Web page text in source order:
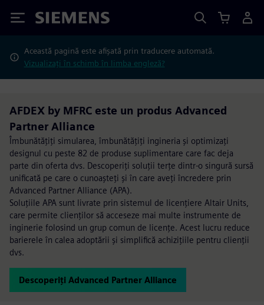
Siemens
Această pagină este afișată prin traducere automată.
Vizualizați în schimb în limba engleză?
AFDEX by MFRC este un produs Advanced
Partner Alliance
Îmbunătățiți simularea, îmbunătățiți ingineria și optimizați
designul cu peste 82 de produse suplimentare care fac deja
parte din oferta dvs. Descoperiți soluții terțe dintr-o singură sursă
unificată pe care o cunoașteți și în care aveți încredere prin
Advanced Partner Alliance (APA).
Soluțiile APA sunt livrate prin sistemul de licențiere Altair Units,
care permite clienților să acceseze mai multe instrumente de
inginerie folosind un grup comun de licențe. Acest lucru reduce
barierele în calea adoptării și simplifică achizițiile pentru clienții
dvs.
Descoperiți Advanced Partner Alliance